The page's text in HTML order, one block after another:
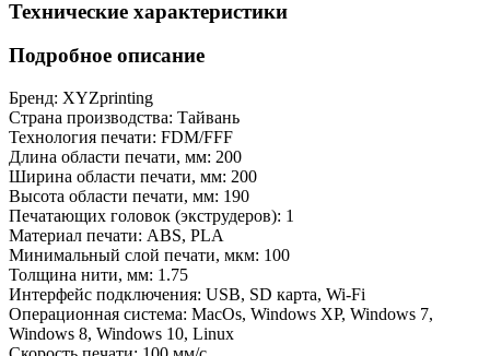
Технические характеристики
Подробное описание
Бренд: XYZprinting
Страна производства: Тайвань
Технология печати: FDM/FFF
Длина области печати, мм: 200
Ширина области печати, мм: 200
Высота области печати, мм: 190
Печатающих головок (экструдеров): 1
Материал печати: ABS, PLA
Минимальный слой печати, мкм: 100
Толщина нити, мм: 1.75
Интерфейс подключения: USB, SD карта, Wi-Fi
Операционная система: MacOs, Windows XP, Windows 7,
Windows 8, Windows 10, Linux